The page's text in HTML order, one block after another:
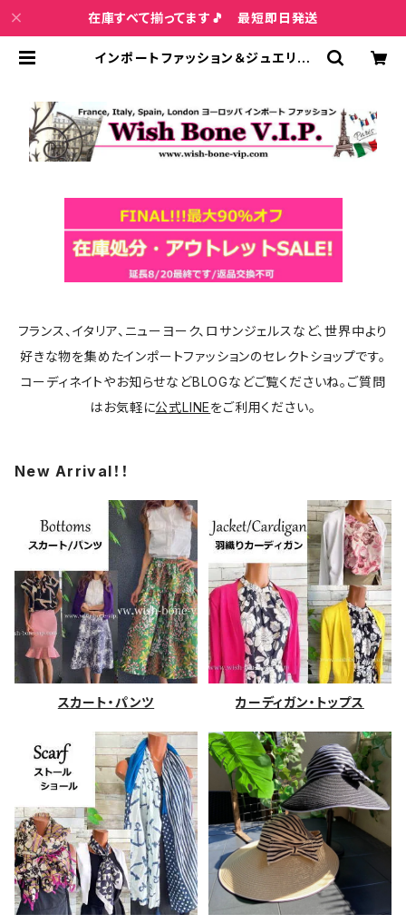
在庫すべて揃ってます🎵 最短即日発送
インポートファッション＆ジュエリー
フランス、イタリア、ニューヨーク、ロサンジェルスなど、世界中より
好きな物を集めたインポートファッションのセレクトショップです。
コーディネイトやお知らせなどBLOGなどご覧くださいね。ご質問
はお気軽に公式LINEをご利用ください。
New Arrival！！
スカート・パンツ カーディガン・トップス